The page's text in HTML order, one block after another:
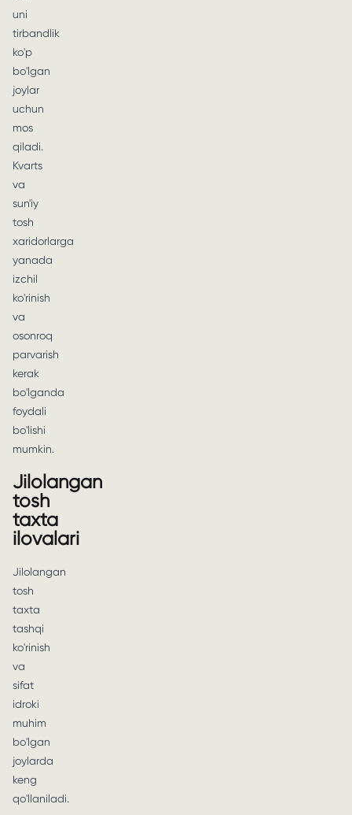
uni
tirbandlik
ko'p
bo'lgan
joylar
uchun
mos
qiladi.
Kvarts
va
sun'iy
tosh
xaridorlarga
yanada
izchil
ko'rinish
va
osonroq
parvarish
kerak
bo'lganda
foydali
bo'lishi
mumkin.
Jilolangan
tosh
taxta
ilovalari
Jilolangan
tosh
taxta
tashqi
ko'rinish
va
sifat
idroki
muhim
bo'lgan
joylarda
keng
qo'llaniladi.